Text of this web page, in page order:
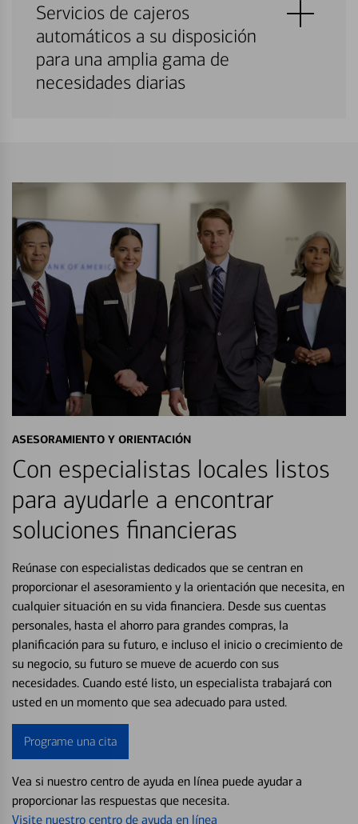
Servicios de cajeros
automáticos a su disposición
para una amplia gama de
necesidades diarias
ASESORAMIENTO Y ORIENTACIÓN
Con especialistas locales listos
para ayudarle a encontrar
soluciones financieras
Reúnase con especialistas dedicados que se centran en
proporcionar el asesoramiento y la orientación que necesita, en
cualquier situación en su vida financiera. Desde sus cuentas
personales, hasta el ahorro para grandes compras, la
planificación para su futuro, e incluso el inicio o crecimiento de
su negocio, su futuro se mueve de acuerdo con sus
necesidades. Cuando esté listo, un especialista trabajará con
usted en un momento que sea adecuado para usted.
Programe una cita
Vea si nuestro centro de ayuda en línea puede ayudar a
proporcionar las respuestas que necesita.
Visite nuestro centro de ayuda en línea